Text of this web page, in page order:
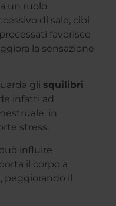
un ruolo
di sale, cibi
favorisce
la sensazione
gli squilibri
infatti ad
in
stress.
influire
il corpo a
peggiorando il